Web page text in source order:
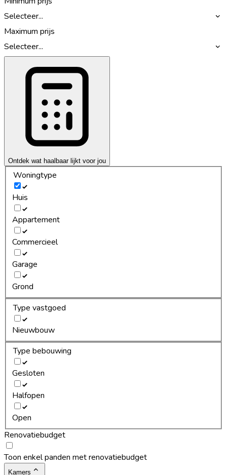
Selecteer...
Maximum prijs
Selecteer...
Ontdek wat haalbaar lijkt voor jou
Woningtype
Huis
Appartement
Commercieel
Garage
Grond
Type vastgoed
Nieuwbouw
Type bebouwing
Gesloten
Halfopen
Open
Renovatiebudget
Toon enkel panden met renovatiebudget
Kamers